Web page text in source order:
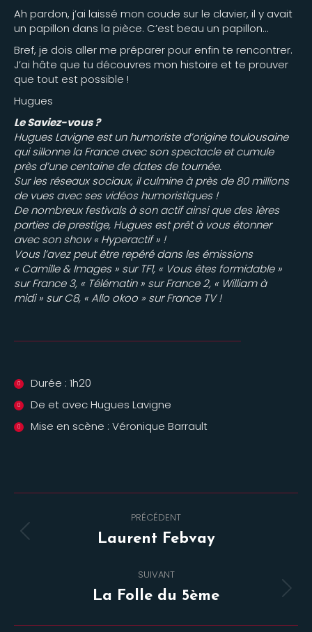
Ah pardon, j’ai laissé mon coude sur le clavier, il y avait
un papillon dans la pièce. C’est beau un papillon…
Bref, je dois aller me préparer pour enfin te rencontrer.
J’ai hâte que tu découvres mon histoire et te prouver
que tout est possible !
Hugues
Le Saviez-vous ?
Hugues Lavigne est un humoriste d’origine toulousaine
qui sillonne la France avec son spectacle et cumule
près d’une centaine de dates de tournée.
Sur les réseaux sociaux, il culmine à près de 80 millions
de vues avec ses vidéos humoristiques !
De nombreux festivals à son actif ainsi que des 1ères
parties de prestige, Hugues est prêt à vous étonner
avec son show « Hyperactif » !
Vous l’avez peut être repéré dans les émissions
« Camille & Images » sur TF1, « Vous êtes formidable »
sur France 3, « Télématin » sur France 2, « William à
midi » sur C8, « Allo okoo » sur France TV !
Durée : 1h20
De et avec Hugues Lavigne
Mise en scène : Véronique Barrault
de
PRÉCÉDENT
Onglet
Laurent Febvay
SUIVANT
Projets
La Folle du 5ème